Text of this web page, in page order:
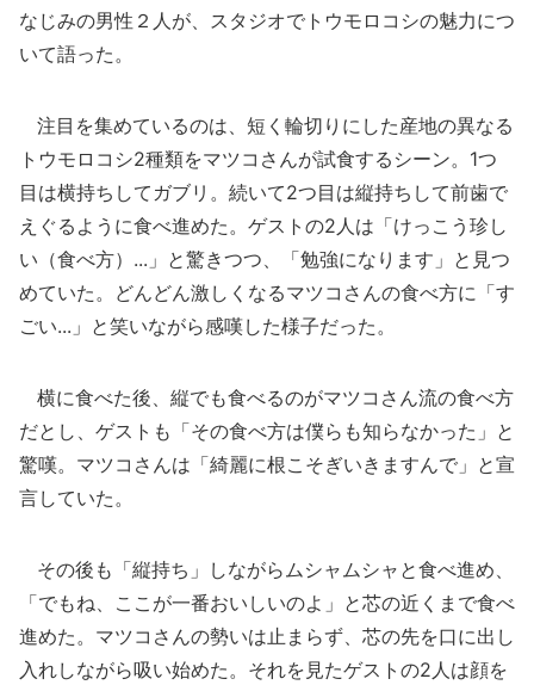
なじみの男性２人が、スタジオでトウモロコシの魅力につ
いて語った。
注目を集めているのは、短く輪切りにした産地の異なる
トウモロコシ2種類をマツコさんが試食するシーン。1つ
目は横持ちしてガブリ。続いて2つ目は縦持ちして前歯で
えぐるように食べ進めた。ゲストの2人は「けっこう珍し
い（食べ方）...」と驚きつつ、「勉強になります」と見つ
めていた。どんどん激しくなるマツコさんの食べ方に「す
ごい...」と笑いながら感嘆した様子だった。
横に食べた後、縦でも食べるのがマツコさん流の食べ方
だとし、ゲストも「その食べ方は僕らも知らなかった」と
驚嘆。マツコさんは「綺麗に根こそぎいきますんで」と宣
言していた。
その後も「縦持ち」しながらムシャムシャと食べ進め、
「でもね、ここが一番おいしいのよ」と芯の近くまで食べ
進めた。マツコさんの勢いは止まらず、芯の先を口に出し
入れしながら吸い始めた。それを見たゲストの2人は顔を